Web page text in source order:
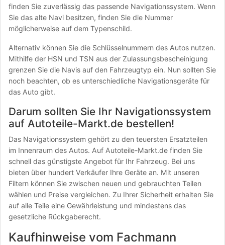
finden Sie zuverlässig das passende Navigationssystem. Wenn
Sie das alte Navi besitzen, finden Sie die Nummer
möglicherweise auf dem Typenschild.
Alternativ können Sie die Schlüsselnummern des Autos nutzen.
Mithilfe der HSN und TSN aus der Zulassungsbescheinigung
grenzen Sie die Navis auf den Fahrzeugtyp ein. Nun sollten Sie
noch beachten, ob es unterschiedliche Navigationsgeräte für
das Auto gibt.
Darum sollten Sie Ihr Navigationssystem
auf Autoteile-Markt.de bestellen!
Das Navigationssystem gehört zu den teuersten Ersatzteilen
im Innenraum des Autos. Auf Autoteile-Markt.de finden Sie
schnell das günstigste Angebot für Ihr Fahrzeug. Bei uns
bieten über hundert Verkäufer Ihre Geräte an. Mit unseren
Filtern können Sie zwischen neuen und gebrauchten Teilen
wählen und Preise vergleichen. Zu Ihrer Sicherheit erhalten Sie
auf alle Teile eine Gewährleistung und mindestens das
gesetzliche Rückgaberecht.
Kaufhinweise vom Fachmann